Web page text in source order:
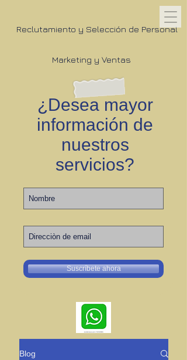
Reclutamiento y Selección de Personal
Marketing y Ventas
¿Desea mayor
información de
nuestros
servicios?
Suscríbete ahora
Blog